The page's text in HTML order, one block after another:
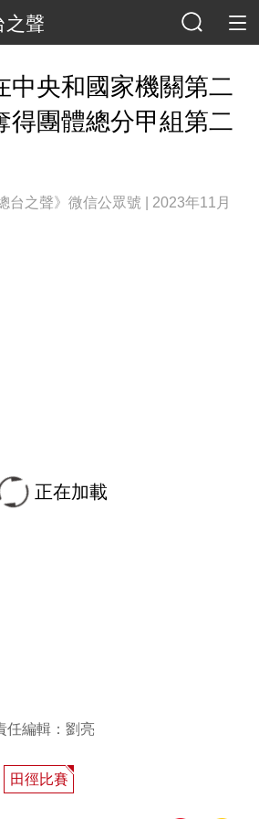
之聲
中央和國家機關第二
得團體總分甲組第二
台之聲》微信公眾號 | 2023年11月
正在加載
任編輯：劉亮
田徑比賽